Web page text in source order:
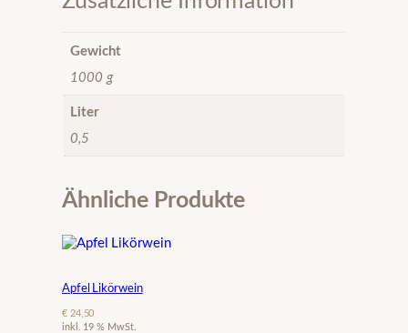
Gewicht
1000 g
Liter
0,5
Ähnliche Produkte
Apfel Likörwein
€24,50
inkl. 19 % MwSt.